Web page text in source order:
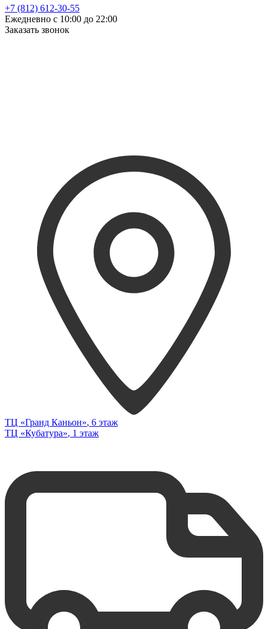
+7 (812) 612-30-55
Ежедневно с 10:00 до 22:00
Заказать звонок
ТЦ «Гранд Каньон», 6 этаж
ТЦ «Кубатура», 1 этаж